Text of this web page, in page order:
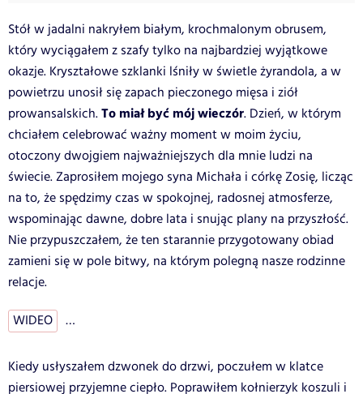
Stół w jadalni nakryłem białym, krochmalonym obrusem,
który wyciągałem z szafy tylko na najbardziej wyjątkowe
okazje. Kryształowe szklanki lśniły w świetle żyrandola, a w
powietrzu unosił się zapach pieczonego mięsa i ziół
prowansalskich.To miał być mój wieczór. Dzień, w którym
chciałem celebrować ważny moment w moim życiu,
otoczony dwojgiem najważniejszych dla mnie ludzi na
świecie. Zaprosiłem mojego syna Michała i córkę Zosię, licząc
na to, że spędzimy czas w spokojnej, radosnej atmosferze,
wspominając dawne, dobre lata i snując plany na przyszłość.
Nie przypuszczałem, że ten starannie przygotowany obiad
zamieni się w pole bitwy, na którym polegną nasze rodzinne
relacje.
WIDEO …
Kiedy usłyszałem dzwonek do drzwi, poczułem w klatce
piersiowej przyjemne ciepło. Poprawiłem kołnierzyk koszuli i